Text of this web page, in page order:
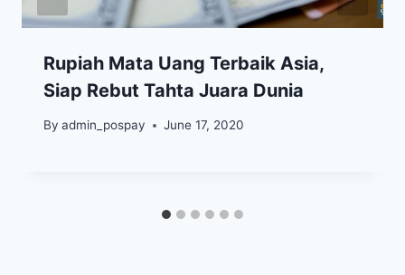
Rupiah Mata Uang Terbaik Asia,
Siap Rebut Tahta Juara Dunia
By admin_pospay June 17, 2020